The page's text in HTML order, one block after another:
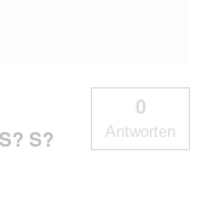
S?
0
Antworten